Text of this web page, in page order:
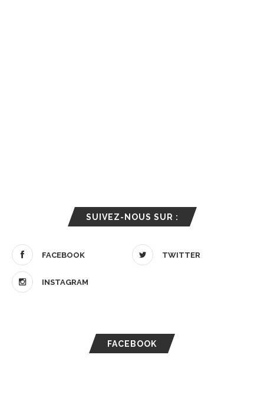
SUIVEZ-NOUS SUR :
FACEBOOK TWITTER
INSTAGRAM
FACEBOOK